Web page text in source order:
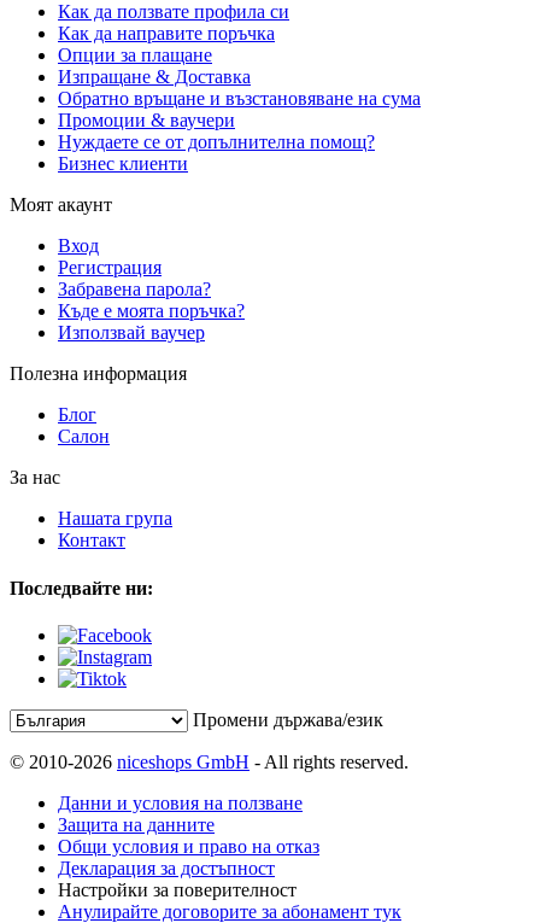
Как да ползвате профила си
Как да направите поръчка
Опции за плащане
Изпращане & Доставка
Обратно връщане и възстановяване на сума
Промоции & ваучери
Нуждаете се от допълнителна помощ?
Бизнес клиенти
Моят акаунт
Вход
Регистрация
Забравена парола?
Къде е моята поръчка?
Използвай ваучер
Полезна информация
Блог
Салон
За нас
Нашата група
Контакт
Последвайте ни:
Промени държава/език
© 2010-2026 niceshops GmbH - All rights reserved.
Данни и условия на ползване
Защита на данните
Общи условия и право на отказ
Декларация за достъпност
Настройки за поверителност
Анулирайте договорите за абонамент тук